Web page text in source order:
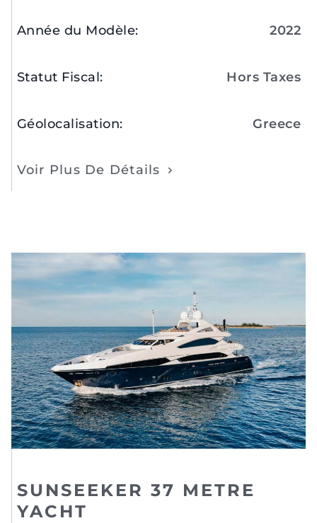
Année du Modèle: 2022
Statut Fiscal: Hors Taxes
Géolocalisation: Greece
Voir Plus De Détails
SUNSEEKER 37 METRE
YACHT